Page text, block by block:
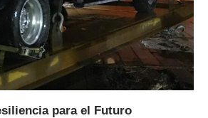
para el Futuro